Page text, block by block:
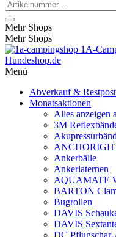
Mehr Shops
Mehr Shops
1A-
Hundeshop.de
Menü
Abverkauf &
Monatsaktionen
Alles anzeigen
3M
Ankerbälle
Ankerlaternen
AQUAMATE
BARTON
Bugrollen
DAVIS
DAVIS
DC